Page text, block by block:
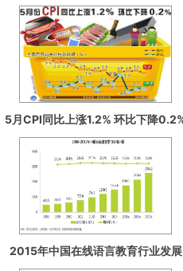
分析
5月CPI同比上涨1.2% 环比下降
2015年中国在线语言教育行业发展